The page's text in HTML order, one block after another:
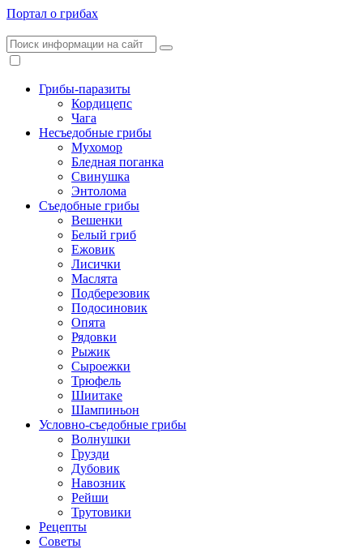
Портал о грибах
Грибы-паразиты
Кордицепс
Чага
Несъедобные грибы
Мухомор
Бледная поганка
Свинушка
Энтолома
Съедобные грибы
Вешенки
Белый гриб
Ежовик
Лисички
Маслята
Подберезовик
Подосиновик
Опята
Рядовки
Рыжик
Сыроежки
Трюфель
Шиитаке
Шампиньон
Условно-съедобные грибы
Волнушки
Грузди
Дубовик
Навозник
Рейши
Трутовики
Рецепты
Советы